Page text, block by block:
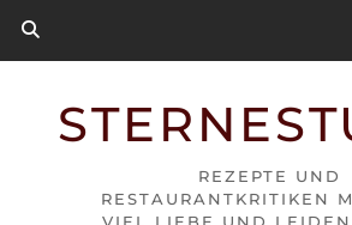
REZEPTE UND
RESTAURANTKRITIKEN